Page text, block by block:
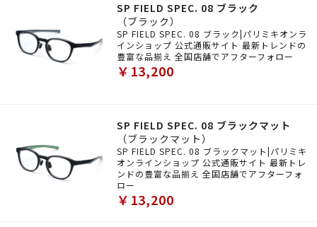
SP FIELD SPEC. 08 ブラック
（ブラック）
SP FIELD SPEC. 08 ブラック|パリミキオンラ
インショップ 公式通販サイト 最新トレンドの
豊富な品揃え 全国店舗でアフターフォロー
￥13,200
SP FIELD SPEC. 08 ブラックマット
（ブラックマット）
SP FIELD SPEC. 08 ブラックマット|パリミキ
オンラインショップ 公式通販サイト 最新トレ
ンドの豊富な品揃え 全国店舗でアフターフォ
ロー
￥13,200